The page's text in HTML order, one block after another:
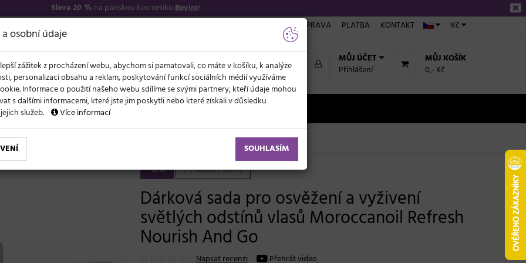
Sleva 20 % na pánskou kosmetikuBeviro!
Kč
DOPRAVA PLATBA KONTAKT
MŮJ KOŠÍK
0,- Kč
MŮJ ÚČET
Přihlášení
NOVĚ LÉTO A VLASY AKCE
osvěžení a vyživení světlých odstínů vlasů Moroccanoil Refresh Nourish And Go
-15% Poslední šance
Dárková sada pro osvěžení a vyživení
světlých odstínů vlasů Moroccanoil Refresh
Nourish And Go
Napsat recenzi Přehrát video
osobní údaje
zážitek z procházení webu, abychom si pamatovali, co máte v košíku, k analýze
personalizaci obsahu a reklam, poskytování funkcí sociálních médií využíváme
Informace o použití našeho webu sdílíme se svými partnery, kteří údaje mohou
s dalšími informacemi, které jste jim poskytli nebo které získali v důsledku
služeb.
Více informací
SOUHLASÍM